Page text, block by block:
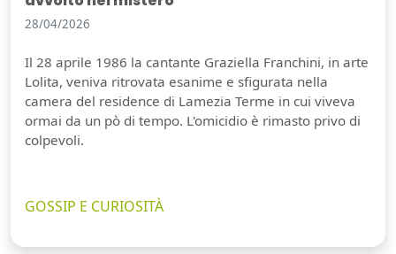
28/04/2026
Il 28 aprile 1986 la cantante Graziella Franchini, in arte
Lolita, veniva ritrovata esanime e sfigurata nella
camera del residence di Lamezia Terme in cui viveva
ormai da un pò di tempo. L'omicidio è rimasto privo di
colpevoli.
GOSSIP E CURIOSITÀ